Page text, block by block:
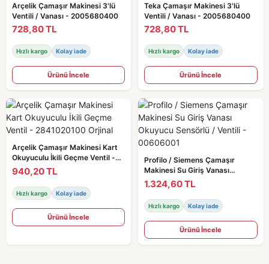
Arçelik Çamaşır Makinesi 3'lü
Ventili / Vanası - 2005680400
728,80 TL
Hızlı kargo Kolay iade
Ürünü İncele
Teka Çamaşır Makinesi 3'lü
Ventili / Vanası - 2005680400
728,80 TL
Hızlı kargo Kolay iade
Ürünü İncele
Arçelik Çamaşır Makinesi Kart
Okuyuculu İkili Geçme Ventil -
2841020100 Orjinal
940,20 TL
Hızlı kargo Kolay iade
Ürünü İncele
Profilo / Siemens Çamaşır
Makinesi Su Giriş Vanası
Okuyucu Sensörlü / Ventili -
00606001
1.324,60 TL
Hızlı kargo Kolay iade
Ürünü İncele